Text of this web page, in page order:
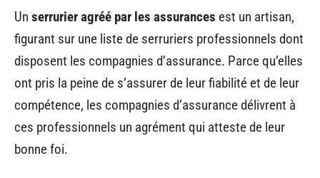
Un serrurier agréé par les assurances est un artisan,
figurant sur une liste de serruriers professionnels dont
disposent les compagnies d’assurance. Parce qu’elles
ont pris la peine de s’assurer de leur fiabilité et de leur
compétence, les compagnies d’assurance délivrent à
ces professionnels un agrément qui atteste de leur
bonne foi.